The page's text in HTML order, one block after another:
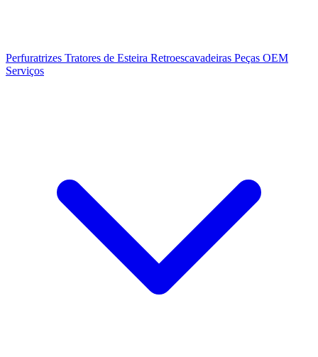
Perfuratrizes Tratores de Esteira Retroescavadeiras Peças OEM
Serviços